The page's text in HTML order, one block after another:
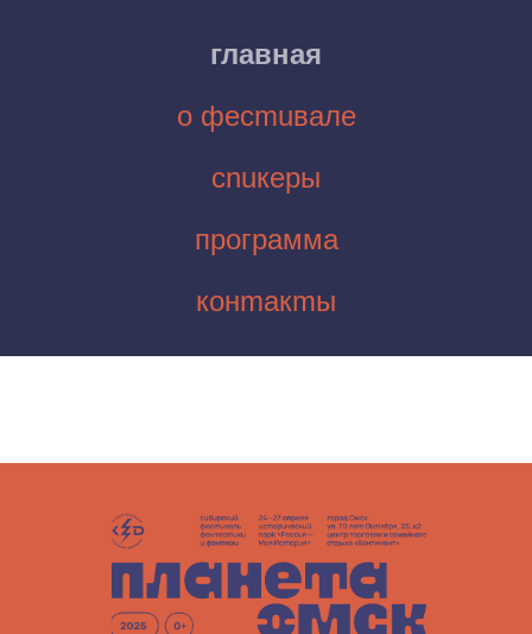
главная
о фесmuвале
сnuкеры
программа
конmакmы